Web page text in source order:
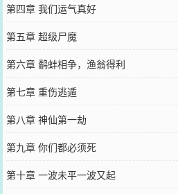
第四章 我们运气真好
第五章 超级尸魔
第六章 鹬蚌相争，渔翁得利
第七章 重伤逃遁
第八章 神仙第一劫
第九章 你们都必须死
第十章 一波未平一波又起